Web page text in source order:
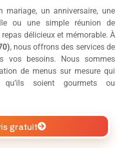
mariage, un anniversaire, une
ou une simple réunion de
délicieux et mémorable. À
, nous offrons des services de
besoins. Nous sommes
de menus sur mesure qui
soient gourmets ou
gratuit